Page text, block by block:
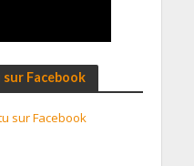
sur Facebook
sur Facebook